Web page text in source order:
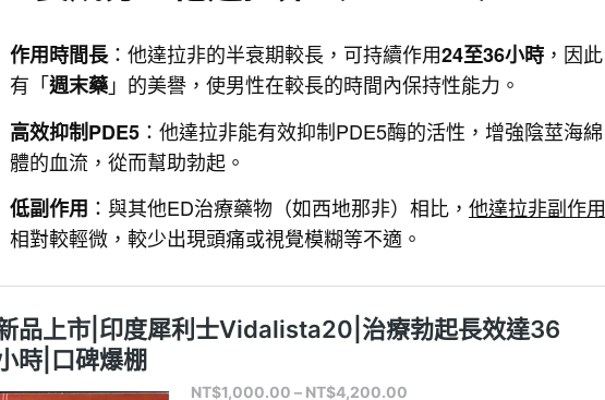
作用時間長：他達拉非的半衰期較長，可持續作用24至36小時，因此
有「週末藥」的美譽，使男性在較長的時間內保持性能力。
高效抑制PDE5：他達拉非能有效抑制PDE5酶的活性，增強陰莖海綿
體的血流，從而幫助勃起。
低副作用 ：與其他ED治療藥物（如西地那非）相比， 他達拉非副作用
相對較輕微，較少出現頭痛或視覺模糊等不適。